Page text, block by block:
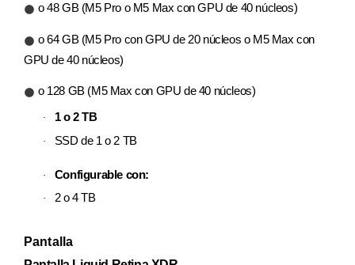
o 48 GB (M5 Pro o M5 Max con GPU de 40 núcleos)
o 64 GB (M5 Pro con GPU de 20 núcleos o M5 Max con
GPU de 40 núcleos)
o 128 GB (M5 Max con GPU de 40 núcleos)
· 1 o 2 TB
· SSD de 1 o 2 TB
· Configurable con:
· 2 o 4 TB
Pantalla